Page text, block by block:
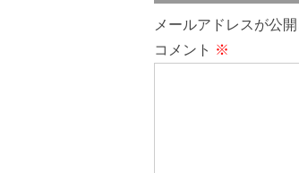
メールアドレスが公
コメント ※